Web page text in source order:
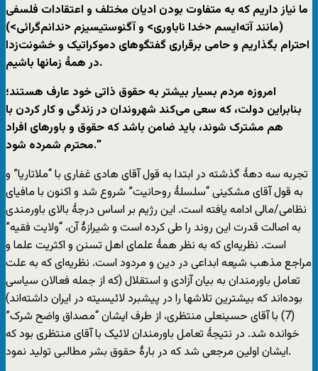
ما نیاز داریم که به متفاوت بودن ادیان مختلف و اعتقادات فلسفی
(مانند آته‌ایسم <خدا ناباوری> و آگنوستیسیزم <ندانم‌گرائی>)
احترام بگذاریم و حامی برقراری گفتگوهای دموکراتیک و خشونت‌زدا
در همۀ زمانها باشیم.
امروزه مردم بسیار بیشتر به حقوق ذاتی خود عارف هستند؛
بنابراین دولت، که سعی می‌کند شهروندان در زندگی و کار کردن با
هم مشترک شوند، باید ضامن باشد که حقوق و باورهای افراد
محترم شمرده شود.”
تجربه سه دهۀ گذشته در ابتدا به قول آقای هادی غفاری با “ملاتاریا” و
به قول آقای مشکینی “سلسلۀ روحانیت” شروع شد و اکنون با مافیای
نظامی/مالی ادامه یافته است. این رژیم بر اساس درجۀ بالای باورمندی
به اصالت قدرت این روند را طی کرده است و شیرازۀ آن، “ولایت فقیه”
است. نظریه‌ای که به نظر همۀ علمای اهل تسنن و اکثریت علما و
مراجع مذهب شیعه ابداعی در دین و مردود است. نظریه‌ای که به علت
تعامل باورمندان به بیان آزادی و استقلال (که از جمله فعالان سیاسی
بوده‌اند که بیشترین تلاشها را در پیشبرد لائیسیته در ایران داشته‌اند)
(7) با آقای حسینعلی منتظری، از طرف ایشان “مصداق واضح شرک”
خوانده شد. در نتیجۀ تعامل باورمندان لائیک با آقای منتظری بود که
ایشان اولین مرجعی شد که در بارۀ حقوق بشر مطالبی تولید نمود.